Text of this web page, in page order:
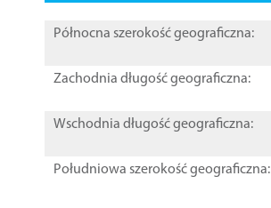
Północna szerokość geograficzna:
Zachodnia długość geograficzna:
Wschodnia długość geograficzna:
Południowa szerokość geograficzna: